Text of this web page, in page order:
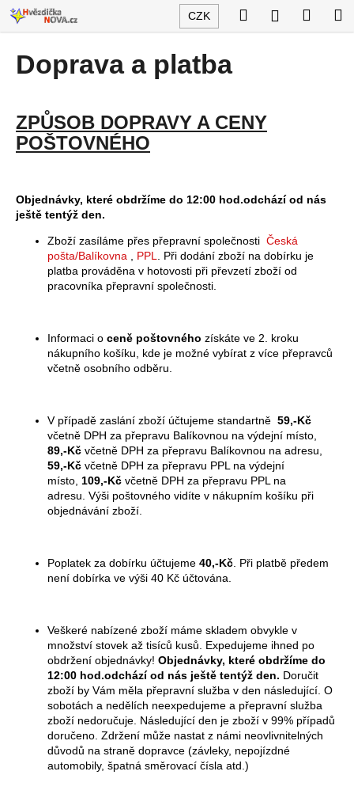
Přejít
obsah
CZK HledatPřihlášení
Doprava a platba
ZPŮSOB DOPRAVY A CENY
POŠTOVNÉHO
Objednávky, které obdržíme do 12:00 hod.odchází od nás
ještě tentýž den.
Zboží zasíláme přes přepravní společnosti Česká
pošta/Balíkovna , PPL. Při dodání zboží na dobírku je
platba prováděna v hotovosti při převzetí zboží od
pracovníka přepravní společnosti.
Informaci o ceně poštovného získáte ve 2. kroku
nákupního košíku, kde je možné vybírat z více přepravců
včetně osobního odběru.
V případě zaslání zboží účtujeme standartně 59,-Kč
včetně DPH za přepravu Balíkovnou na výdejní místo,
89,-Kč včetně DPH za přepravu Balíkovnou na adresu,
59,-Kč včetně DPH za přepravu PPL na výdejní
místo, 109,-Kč včetně DPH za přepravu PPL na
adresu. Výši poštovného vidíte v nákupním košíku při
objednávání zboží.
Poplatek za dobírku účtujeme 40,-Kč. Při platbě předem
není dobírka ve výši 40 Kč účtována.
Veškeré nabízené zboží máme skladem obvykle v
množství stovek až tisíců kusů. Expedujeme ihned po
obdržení objednávky! Objednávky, které obdržíme do
12:00 hod.odchází od nás ještě tentýž den. Doručit
zboží by Vám měla přepravní služba v den následující. O
sobotách a nedělích neexpedujeme a přepravní služba
zboží nedoručuje. Následující den je zboží v 99% případů
doručeno. Zdržení může nastat z námi neovlivnitelných
důvodů na straně dopravce (závleky, nepojízdné
automobily, špatná směrovací čísla atd.)
K
o
p
o
e